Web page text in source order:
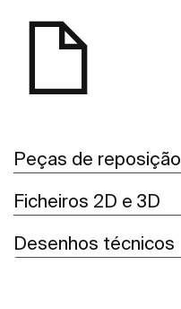
Peças de reposição
Ficheiros 2D e 3D
Desenhos técnicos